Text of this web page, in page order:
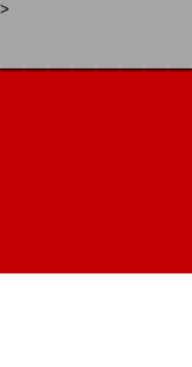
>